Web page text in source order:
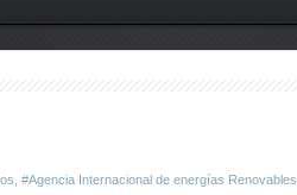
#Agencia Internacional de energías Renovables